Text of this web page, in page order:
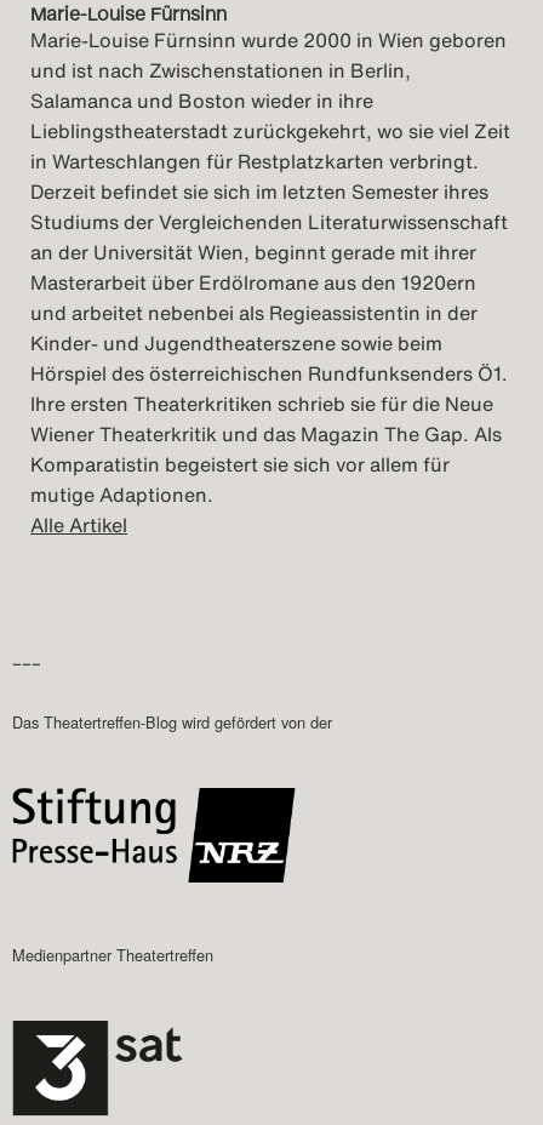
Marie-Louise Fürnsinn
Marie-Louise Fürnsinn wurde 2000 in Wien geboren
und ist nach Zwischenstationen in Berlin,
Salamanca und Boston wieder in ihre
Lieblingstheaterstadt zurückgekehrt, wo sie viel Zeit
in Warteschlangen für Restplatzkarten verbringt.
Derzeit befindet sie sich im letzten Semester ihres
Studiums der Vergleichenden Literaturwissenschaft
an der Universität Wien, beginnt gerade mit ihrer
Masterarbeit über Erdölromane aus den 1920ern
und arbeitet nebenbei als Regieassistentin in der
Kinder- und Jugendtheaterszene sowie beim
Hörspiel des österreichischen Rundfunksenders Ö1.
Ihre ersten Theaterkritiken schrieb sie für die Neue
Wiener Theaterkritik und das Magazin The Gap. Als
Komparatistin begeistert sie sich vor allem für
mutige Adaptionen.
Alle Artikel
–––
Das Theatertreffen-Blog wird gefördert von der
Medienpartner Theatertreffen